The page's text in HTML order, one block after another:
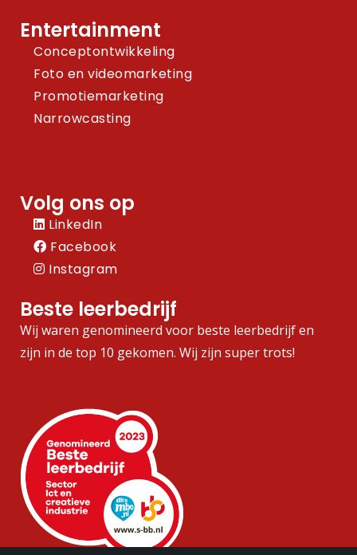
Entertainment
Conceptontwikkeling
Foto en videomarketing
Promotiemarketing
Narrowcasting
Volg ons op
LinkedIn
Facebook
Instagram
Beste leerbedrijf
Wij waren genomineerd voor beste leerbedrijf en
zijn in de top 10 gekomen. Wij zijn super trots!